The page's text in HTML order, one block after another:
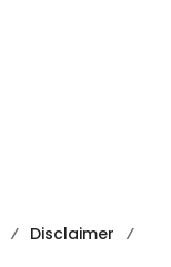
Disclaimer